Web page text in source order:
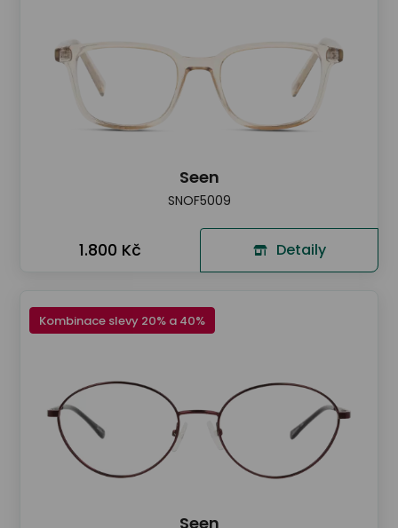
Seen
SNOF5009
1.800 Kč Detaily
Kombinace slevy 20% a 40%
Seen